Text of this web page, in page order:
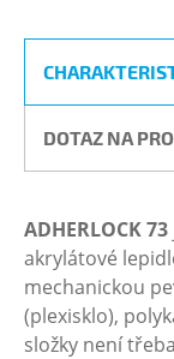
DOTAZ NA
ADHERLOCK 73
akrylátové
mechanickou
(plexisklo),
složky není